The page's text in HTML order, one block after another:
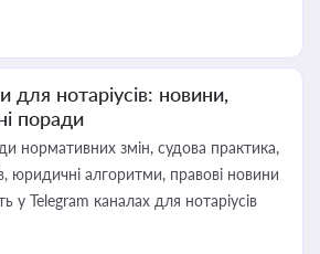
для нотаріусів: новини,
поради
нормативних змін, судова практика,
юридичні алгоритми, правові новини
у Telegram каналах для нотаріусів